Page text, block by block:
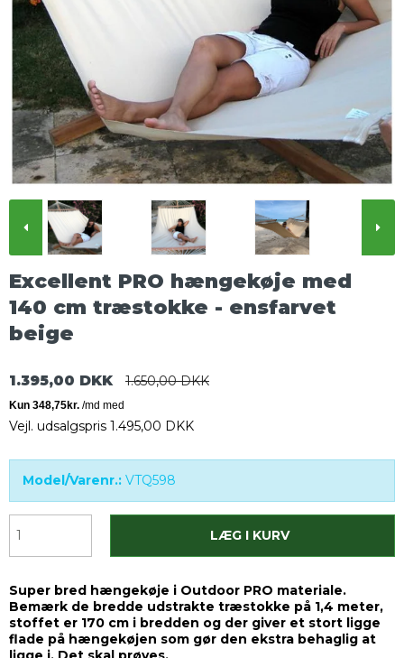
Excellent PRO hængekøje med
140 cm træstokke - ensfarvet
beige
1.395,00 DKK 1.650,00 DKK
Vejl. udsalgspris 1.495,00 DKK
Model/Varenr.: VTQ598
LÆG I KURV
Super bred hængekøje i Outdoor PRO materiale.
Bemærk de bredde udstrakte træstokke på 1,4 meter,
stoffet er 170 cm i bredden og der giver et stort ligge
flade på hængekøjen som gør den ekstra behaglig at